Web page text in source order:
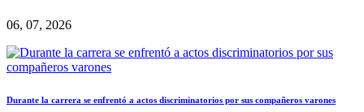
06, 07, 2026
Durante la carrera se enfrentó a actos discriminatorios por sus compañeros varones